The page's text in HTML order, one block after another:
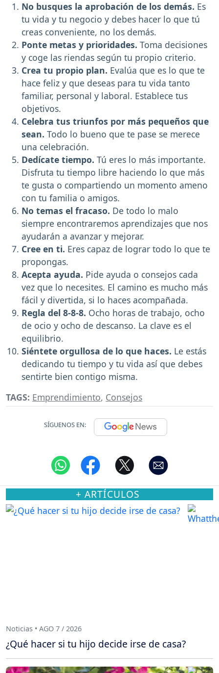
No busques la aprobación de los demás. Es
tu vida y tu negocio y debes hacer lo que tú
creas conveniente, no los demás.
Ponte metas y prioridades. Toma decisiones
y coge las riendas según tu propio criterio.
Crea tu propio plan. Evalúa que es lo que te
hace feliz y que deseas para tu vida tanto
familiar, personal y laboral. Establece tus
objetivos.
Celebra tus triunfos por más pequeños que
sean. Todo lo bueno que te pase se merece
una celebración.
Dedícate tiempo. Tú eres lo más importante.
Disfruta tu tiempo libre haciendo lo que más
te gusta o compartiendo un momento ameno
con tu familia o amigos.
No temas el fracaso. De todo lo malo
siempre encontraremos aprendizajes que nos
ayudarán a avanzar y mejorar.
Cree en ti. Eres capaz de lograr todo lo que te
propongas.
Acepta ayuda. Pide ayuda o consejos cada
vez que lo necesites. El camino es mucho más
fácil y divertida, si lo haces acompañada.
Regla del 8-8-8. Ocho horas de trabajo, ocho
de ocio y ocho de descanso. La clave es el
equilibrio.
Siéntete orgullosa de lo que haces. Le estás
dedicando tu tiempo y tu vida así que debes
sentirte bien contigo misma.
TAGS: Emprendimiento, Consejos
SÍGUENOS EN:
+ ARTÍCULOS
Noticias • AGO 7 / 2026
¿Qué hacer si tu hijo decide irse de casa?